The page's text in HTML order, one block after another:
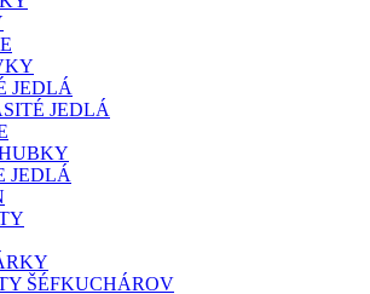
JEDLÁ
JEDLÁ
JEDLÁ
ŠÉFKUCHÁROV